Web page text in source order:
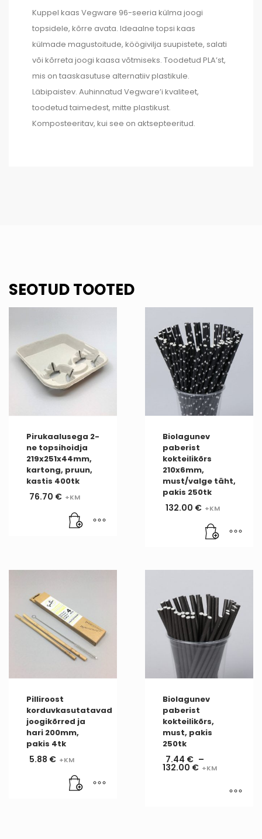
Kuppel kaas Vegware 96-seeria külma joogi
topsidele, kõrre avata. Ideaalne topsi kaas
külmade magustoitude, köögivilja suupistete, salati
või kõrreta joogi kaasa võtmiseks. Toodetud PLA’st,
mis on taaskasutuse alternatiiv plastikule.
Läbipaistev. Auhinnatud Vegware’i kvaliteet,
toodetud taimedest, mitte plastikust.
Komposteeritav, kui see on aktsepteeritud.
SEOTUD TOOTED
Pirukaalusega 2-
ne topsihoidja
219x251x44mm,
kartong, pruun,
kastis 400tk
76.70 €
Biolagunev
paberist
kokteilikõrs
210x6mm,
must/valge täht,
pakis 250tk
132.00 €
Pilliroost
korduvkasutatavad
joogikõrred ja
hari 200mm,
pakis 4tk
5.88 €
Biolagunev
paberist
kokteilikõrs,
must, pakis
250tk
7.44 € –
132.00 €